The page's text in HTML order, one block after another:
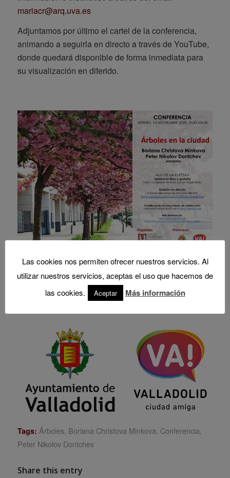
mariacr@arq.uva.es
Adjuntamos por último el cartel de la conferencia,
animando a seguirla en directo a través de YouTube,
donde quedará disponible de forma inmediata para
su visualización en diferido.
Jornada promovida por el Ayuntamiento de
Tags: Árboles, Boriana Christova Minkova Conferencia
Peter Nikolov Dontchev
Share this entry
Las cookies nos permiten ofrecer nuestros servicios. Al
utilizar nuestros servicios, aceptas el uso que hacemos de
las cookies.
Aceptar Más información